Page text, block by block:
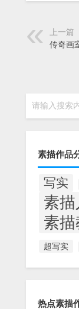
上一篇
传奇画
请输入搜索
素描作品
写实
素描
素
超写实
热点素描